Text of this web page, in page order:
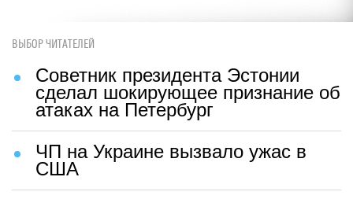
ВЫБОР ЧИТАТЕЛЕЙ
Советник президента Эстонии
сделал шокирующее признание об
атаках на Петербург
ЧП на Украине вызвало ужас в
США